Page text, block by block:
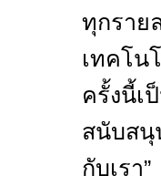
ทุกราย
เทคโน
ครั้งนี้เ
สนับสนุ
กับเรา”